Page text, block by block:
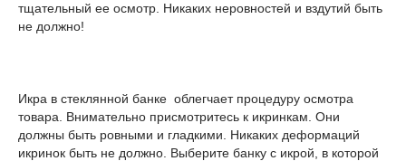
тщательный ее осмотр. Никаких неровностей и вздутий быть
не должно!
Икра в стеклянной банке облегчает процедуру осмотра
товара. Внимательно присмотритесь к икринкам. Они
должны быть ровными и гладкими. Никаких деформаций
икринок быть не должно. Выберите банку с икрой, в которой